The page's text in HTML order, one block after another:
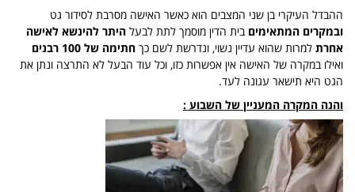
ההבדל העיקרי בן שני המצבים הוא כאשר האישה מסרבת לסידור גט
ובמקרים המתאימים בית הדין מוסמך לתת לבעל היתר להינשא לאישה
אחרת למרות שהוא עדיין נשוי, ונדרשת לשם כך חתימה של 100 רבנים
ואילו במקרה של האישה אין אפשרות כזו, וכל עוד הבעל לא התרצה ונתן את
הגט היא תישאר עגונה לעד.
והנה המקרה המעניין של השבוע :